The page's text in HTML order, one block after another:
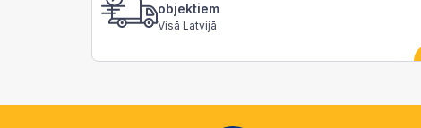
objektiem
Visā Latvijā